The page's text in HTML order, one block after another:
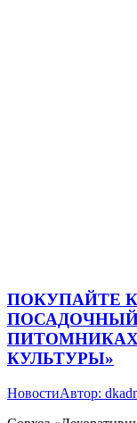
ПОКУПАЙТЕ
ПИТОМНИКАХ
КУЛЬТУРЫ»
НовостиАвтор: